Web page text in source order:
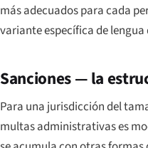
más adecuados para cada
variante específica de lengua
Sanciones — la
Para una jurisdicción del
multas administrativas es